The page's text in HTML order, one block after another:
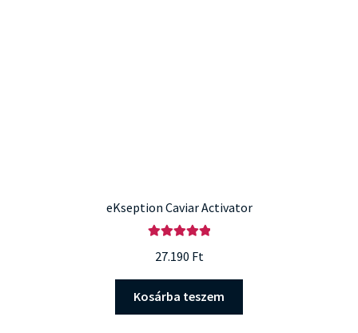
eKseption Caviar Activator
27.190 Ft
Kosárba teszem